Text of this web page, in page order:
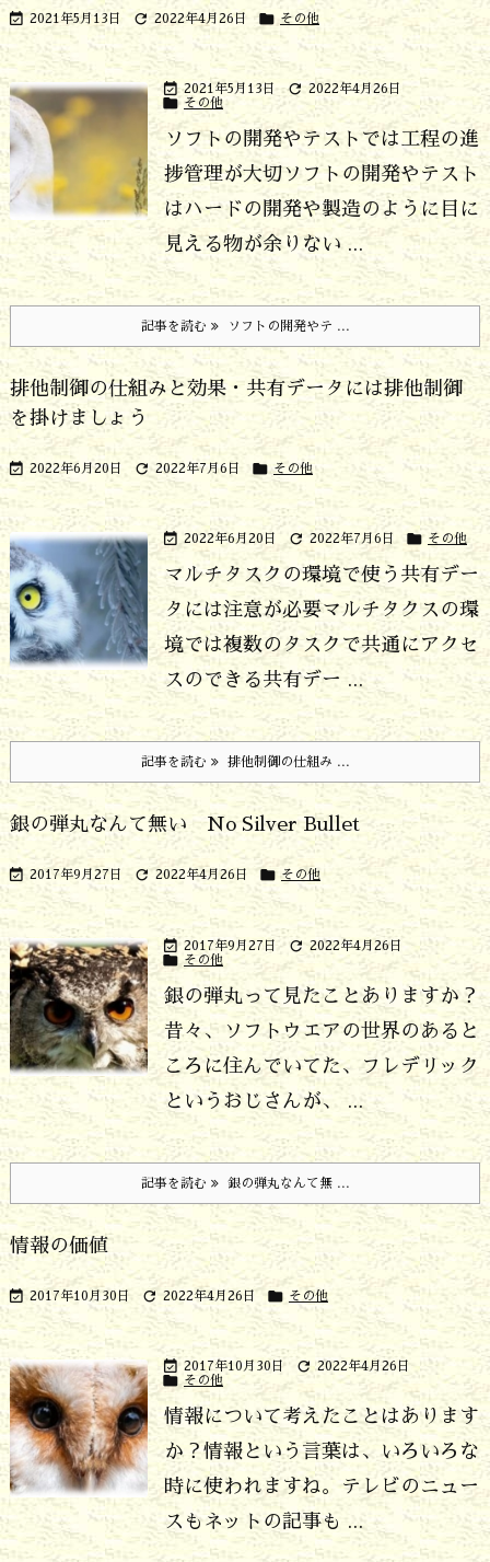
 2021年5月13日  2022年4月26日  その他
 2021年5月13日  2022年4月26日
 その他
ソフトの開発やテストでは工程の進
捗管理が大切ソフトの開発やテスト
はハードの開発や製造のように目に
見える物が余りない ...
記事を読む ソフトの開発やテ ...
排他制御の仕組みと効果・共有データには排他制御
を掛けましょう
 2022年6月20日  2022年7月6日  その他
 2022年6月20日  2022年7月6日  その他
マルチタスクの環境で使う共有デー
タには注意が必要マルチタクスの環
境では複数のタスクで共通にアクセ
スのできる共有デー ...
記事を読む 排他制御の仕組み ...
銀の弾丸なんて無い No Silver Bullet
 2017年9月27日  2022年4月26日  その他
 2017年9月27日  2022年4月26日
 その他
銀の弾丸って見たことありますか？
昔々、ソフトウエアの世界のあると
ころに住んでいてた、フレデリック
というおじさんが、 ...
記事を読む 銀の弾丸なんて無 ...
情報の価値
 2017年10月30日  2022年4月26日  その他
 2017年10月30日  2022年4月26日
 その他
情報について考えたことはあります
か？情報という言葉は、いろいろな
時に使われますね。テレビのニュー
スもネットの記事も ...